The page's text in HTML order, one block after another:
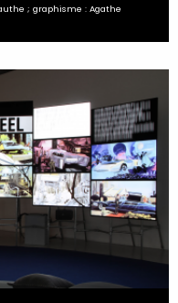
; graphisme : Agathe